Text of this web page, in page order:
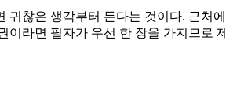
찮은 생각부터 든다는 것이다. 근처
라면 필자가 우선 한 장을 가지므로